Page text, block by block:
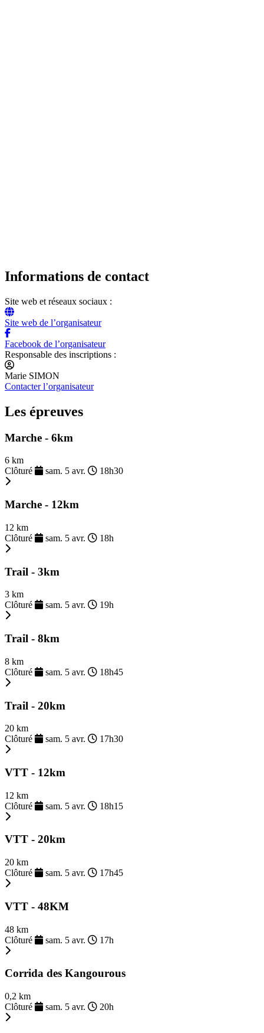
Informations de contact
Site web et réseaux sociaux :
Site web de l’organisateur
Facebook de l’organisateur
Responsable des inscriptions :
Marie SIMON
Contacter l’organisateur
Les épreuves
Marche - 6km
6 km
Clôturé
sam. 5 avr. 18h30
Marche - 12km
12 km
Clôturé
sam. 5 avr. 18h
Trail - 3km
3 km
Clôturé
sam. 5 avr. 19h
Trail - 8km
8 km
Clôturé
sam. 5 avr. 18h45
Trail - 20km
20 km
Clôturé
sam. 5 avr. 17h30
VTT - 12km
12 km
Clôturé
sam. 5 avr. 18h15
VTT - 20km
20 km
Clôturé
sam. 5 avr. 17h45
VTT - 48KM
48 km
Clôturé
sam. 5 avr. 17h
Corrida des Kangourous
0,2 km
Clôturé
sam. 5 avr. 20h